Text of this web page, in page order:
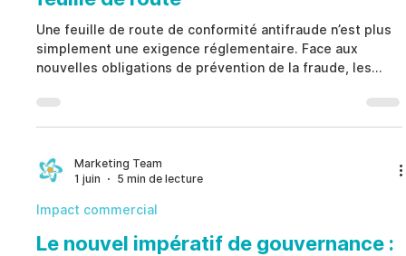
Une feuille de route de conformité antifraude n’est plus
simplement une exigence réglementaire. Face aux
nouvelles obligations de prévention de la fraude, les
analyses après incident pour mettre en place des
contrôles préventifs, des vérifications d’éligibilité, une
l’audit. Une feuille de route de conformité antifraude
efficace aligne les services Juridique, Ressources Hum
Marketing Team
1 juin
5 min de lecture
Impact commercial
Le nouvel impératif de gouvernance :